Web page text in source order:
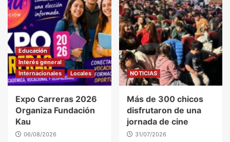
Educación
Interés general
Internacionales
Locales
Expo Carreras 2026
Organiza Fundación
Kau
06/08/2026
NOTICIAS
Más de 300 chicos
disfrutaron de una
jornada de cine
31/07/2026